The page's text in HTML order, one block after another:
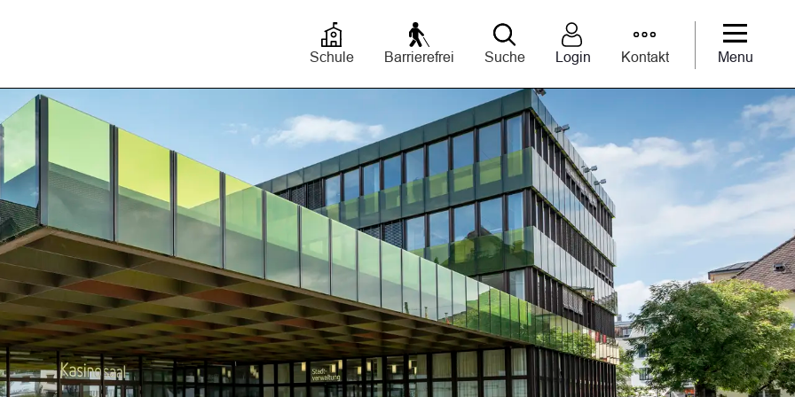
Schule Barrierefrei Kontakt
Suche Login Menu